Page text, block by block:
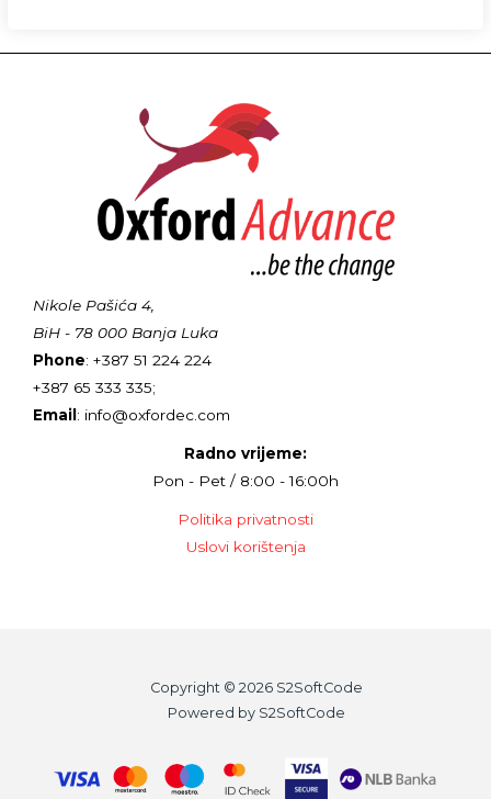
Nikole Pašića 4,
BiH - 78 000 Banja Luka
Phone: +387 51 224 224
+387 65 333 335;
Email : info@oxfordec.com
Radno vrijeme:
Pon - Pet / 8:00 - 16:00h
Politika privatnosti
Uslovi korištenja
Copyright © 2026 S2SoftCode
Powered by S2SoftCode